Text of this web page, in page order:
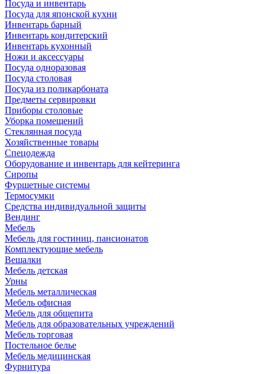
Посуда и инвентарь
Посуда для японской кухни
Инвентарь барный
Инвентарь кондитерский
Инвентарь кухонный
Ножи и аксессуары
Посуда одноразовая
Посуда столовая
Посуда из поликарбоната
Предметы сервировки
Приборы столовые
Уборка помещений
Стеклянная посуда
Хозяйственные товары
Спецодежда
Оборудование и инвентарь для кейтеринга
Сиропы
Фуршетные системы
Термосумки
Средства индивидуальной защиты
Вендинг
Мебель
Мебель для гостиниц, пансионатов
Комплектующие мебель
Вешалки
Мебель детская
Урны
Мебель металлическая
Мебель офисная
Мебель для общепита
Мебель для образовательных учреждений
Мебель торговая
Постельное белье
Мебель медицинская
Фурнитура